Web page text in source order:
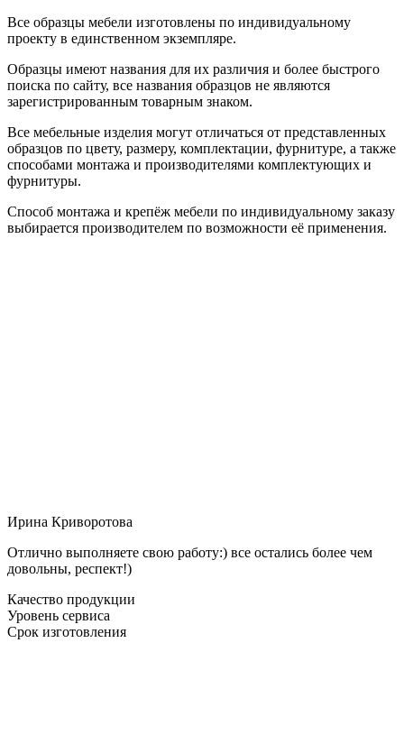
Все образцы мебели изготовлены по индивидуальному
проекту в единственном экземпляре.
Образцы имеют названия для их различия и более быстрого
поиска по сайту, все названия образцов не являются
зарегистрированным товарным знаком.
Все мебельные изделия могут отличаться от представленных
образцов по цвету, размеру, комплектации, фурнитуре, а также
способами монтажа и производителями комплектующих и
фурнитуры.
Способ монтажа и крепёж мебели по индивидуальному заказу
выбирается производителем по возможности её применения.
Ирина Криворотова
Отлично выполняете свою работу:) все остались более чем
довольны, респект!)
Качество продукции
Уровень сервиса
Срок изготовления